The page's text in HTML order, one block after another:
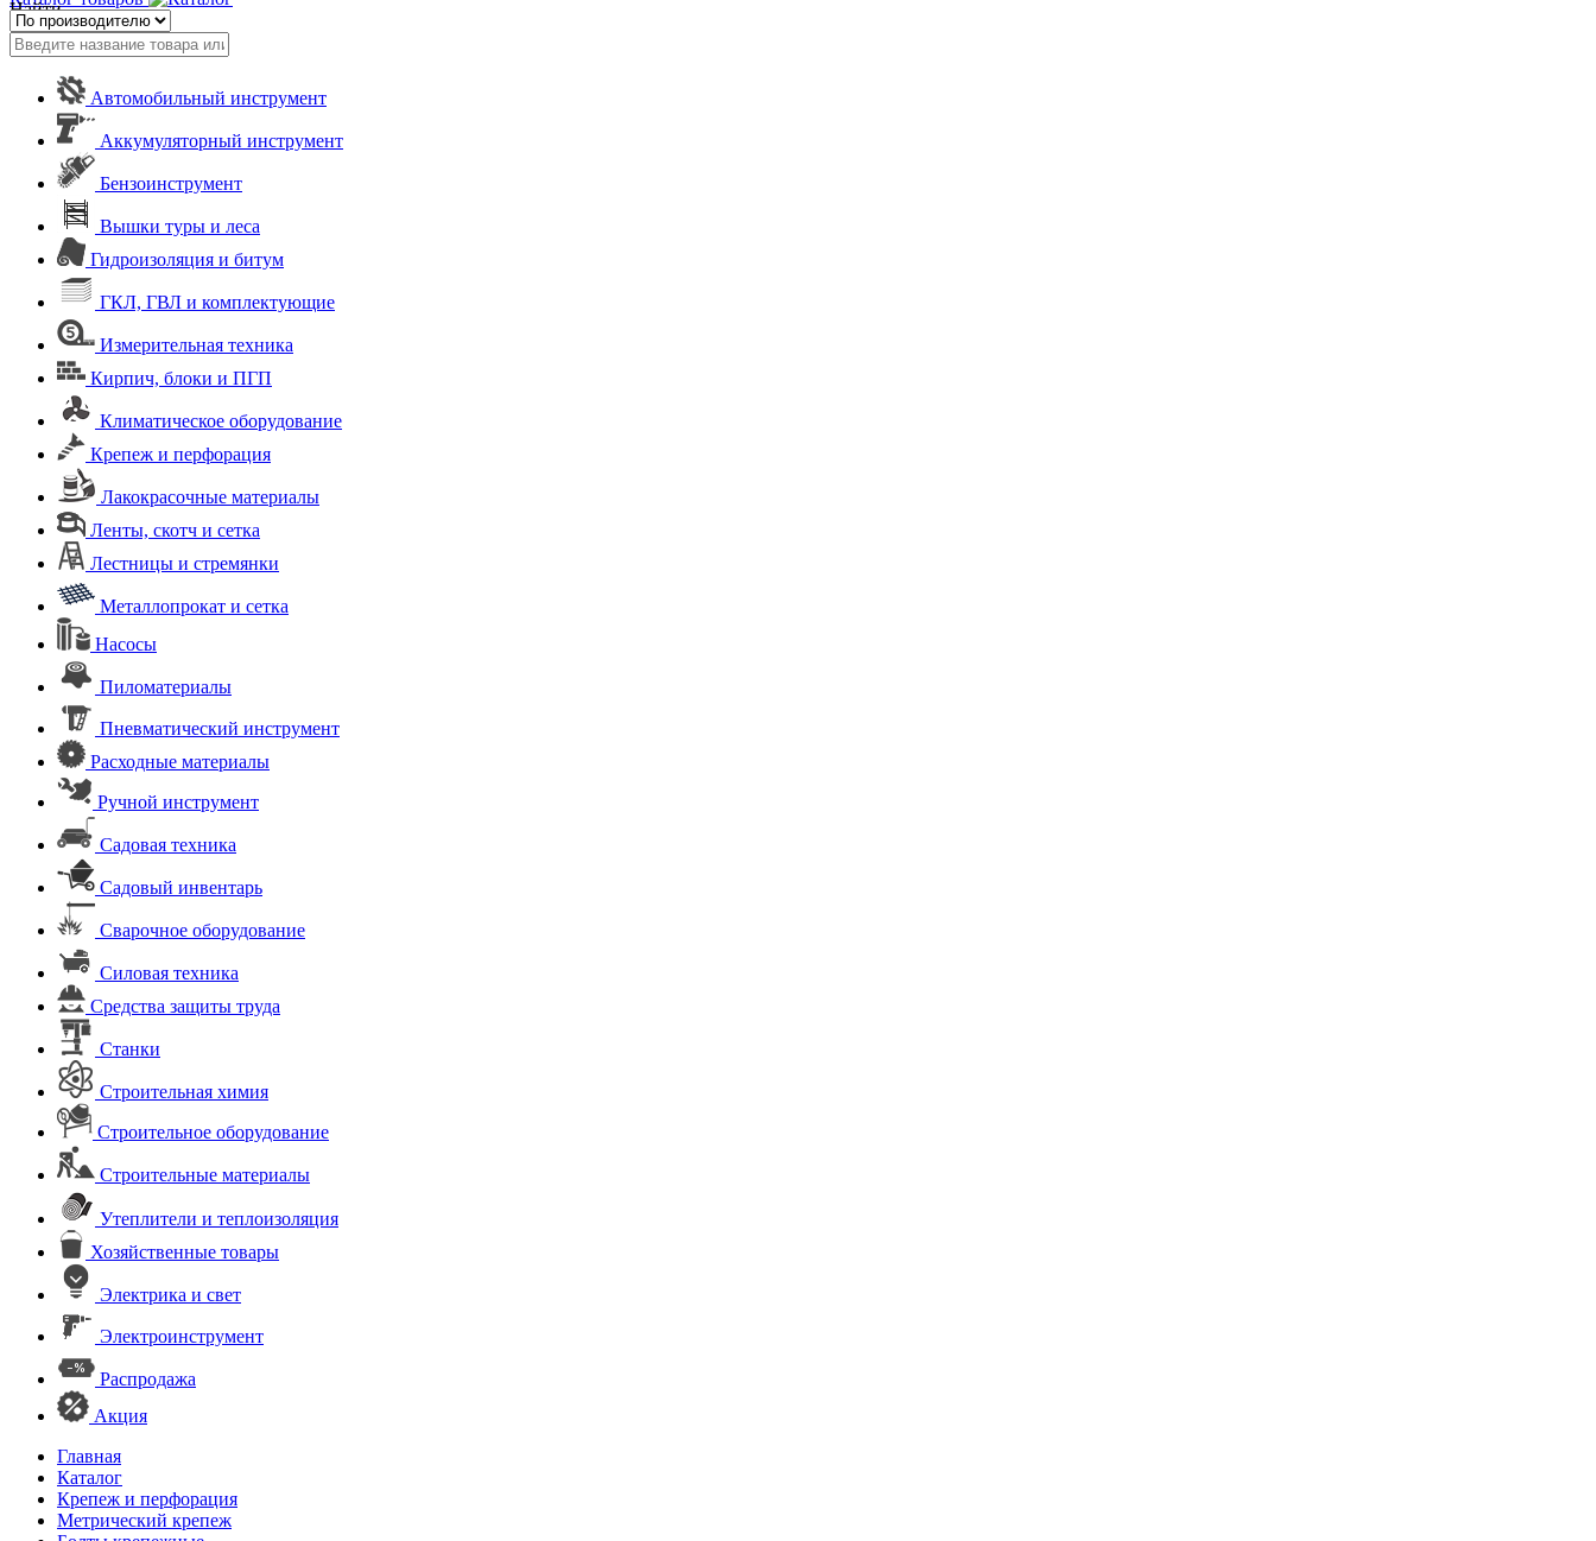
Найти
Автомобильный инструмент
Аккумуляторный инструмент
Бензоинструмент
Вышки туры и леса
Гидроизоляция и битум
ГКЛ, ГВЛ и комплектующие
Измерительная техника
Кирпич, блоки и ПГП
Климатическое оборудование
Крепеж и перфорация
Лакокрасочные материалы
Ленты, скотч и сетка
Лестницы и стремянки
Металлопрокат и сетка
Насосы
Пиломатериалы
Пневматический инструмент
Расходные материалы
Ручной инструмент
Садовая техника
Садовый инвентарь
Сварочное оборудование
Силовая техника
Средства защиты труда
Станки
Строительная химия
Строительное оборудование
Строительные материалы
Утеплители и теплоизоляция
Хозяйственные товары
Электрика и свет
Электроинструмент
Распродажа
Акция
Главная
Каталог
Крепеж и перфорация
Метрический крепеж